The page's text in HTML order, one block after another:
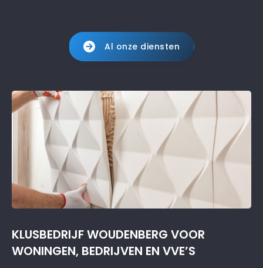
Al onze diensten
KLUSBEDRIJF WOUDENBERG VOOR
WONINGEN, BEDRIJVEN EN VVE’S